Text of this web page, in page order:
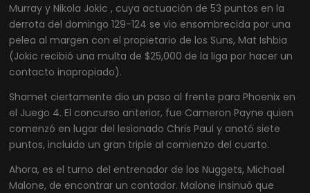
Murray y Nikola Jokic , cuya actuación de 53 puntos en la
derrota del domingo 129-124 se vio ensombrecida por una
pelea al margen con el propietario de los Suns, Mat Ishbia
(Jokic recibió una multa de $25,000 de la liga por hacer un
contacto inapropiado).
Shamet ciertamente dio un paso al frente para Phoenix en
el Juego 4. El concurso anterior, fue Cameron Payne quien
comenzó en lugar del lesionado Chris Paul y anotó siete
puntos, incluido un gran triple al comienzo del cuarto.
Ahora, es el turno del entrenador de los Nuggets, Michael
Malone, de encontrar un contador. Malone insinuó que